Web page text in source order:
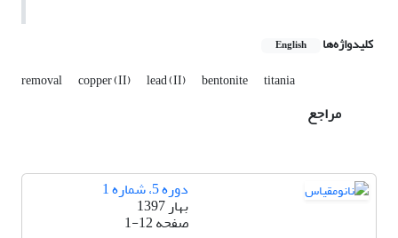
کلیدواژه‌ها English
removal copper (II) lead (II) bentonite titania
مراجع
دوره 5، شماره 1
بهار 1397
صفحه1-12